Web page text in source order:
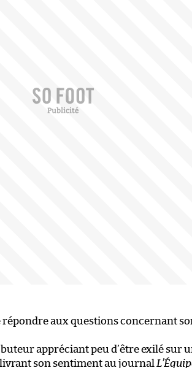
répondre aux questions concernant
appréciant peu d’être exilé sur
son sentiment au journal